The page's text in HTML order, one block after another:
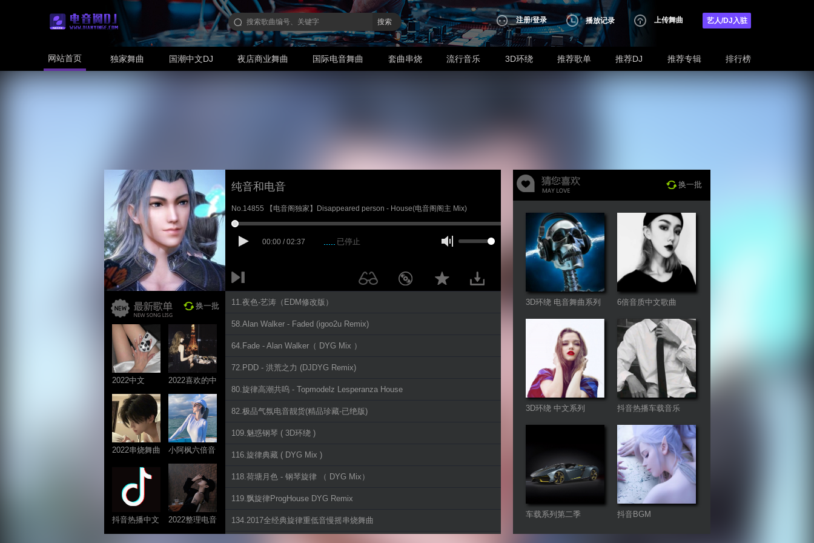
搜索 注册/登录 播放记录 上传舞曲 艺人/DJ入驻
网站首页 独家舞曲 国潮中文DJ 夜店商业舞曲 国际电音舞曲 套曲串烧 流行音乐 3D环绕 推荐歌单 推荐DJ 推荐专辑 排行榜
纯音和电音
No.14855 【电音阁独家】Disappeared person - House(电音阁阁主 Mix)
00:00 / 02:37 已停止
换一批
2022中文
ProgHouse歌
曲
2022喜欢的中
文DJ舞曲
2022串烧舞曲
小阿枫六倍音
质系列 车载
抖音热播中文
系列
2022整理电音
系列
11.夜色-艺涛（EDM修改版）
58.Alan Walker - Faded (igoo2u Remix)
64.Fade - Alan Walker（ DYG Mix ）
72.PDD - 洪荒之力 (DJDYG Remix)
80.旋律高潮共呜 - Topmodelz Lesperanza House
82.极品气氛电音靓货(精品珍藏-已绝版)
109.魅惑钢琴 ( 3D环绕 )
116.旋律典藏 ( DYG Mix )
118.荷塘月色 - 钢琴旋律 （ DYG Mix）
119.飘旋律ProgHouse DYG Remix
134.2017全经典旋律重低音慢摇串烧舞曲
换一批
3D环绕 电音舞曲系列 6倍音质中文歌曲
3D环绕 中文系列 抖音热播车载音乐
车载系列第二季 抖音BGM